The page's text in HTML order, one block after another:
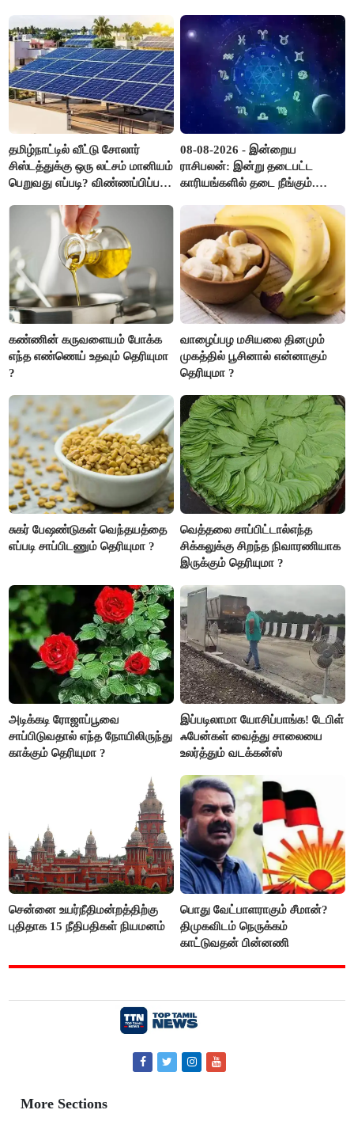
தமிழ்நாட்டில் வீட்டு சோலார்
சிஸ்டத்துக்கு ஒரு லட்சம் மானியம்
பெறுவது எப்படி? விண்ணப்பிப்பது
08-08-2026 - இன்றைய
ராசிபலன்: இன்று தடைபட்ட
காரியங்களில் தடை நீங்கும்.
இருக்கும். ஆன்மீக எண்ணம்
அதிகரிக்கும்..!
கண்ணின் கருவளையம் போக்க
எந்த எண்ணெய் உதவும் தெரியுமா
?
வாழைப்பழ மசியலை தினமும்
முகத்தில் பூசினால் என்னாகும்
தெரியுமா ?
சுகர் பேஷண்டுகள் வெந்தயத்தை
எப்படி சாப்பிடணும் தெரியுமா ?
வெத்தலை சாப்பிட்டால்எந்த
சிக்கலுக்கு சிறந்த நிவாரணியாக
இருக்கும் தெரியுமா ?
அடிக்கடி ரோஜாப்பூவை
சாப்பிடுவதால் எந்த நோயிலிருந்து
காக்கும் தெரியுமா ?
இப்படிலாமா யோசிப்பாங்க! டேபிள்
ஃபேன்கள் வைத்து சாலையை
உலர்த்தும் வடக்கன்ஸ்
சென்னை உயர்நீதிமன்றத்திற்கு
புதிதாக 15 நீதிபதிகள் நியமனம்
பொது வேட்பாளராகும் சீமான்?
திமுகவிடம் நெருக்கம்
காட்டுவதன் பின்னணி
More Sections